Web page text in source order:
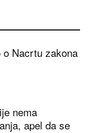
Nacrtu zakona
nema
apel da se